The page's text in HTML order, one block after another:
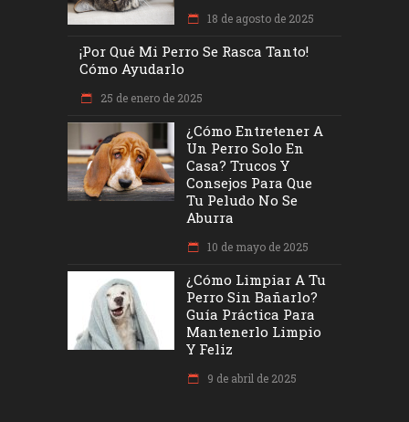
18 de agosto de 2025
¡Por Qué Mi Perro Se Rasca Tanto!
Cómo Ayudarlo
25 de enero de 2025
¿Cómo Entretener A
Un Perro Solo En
Casa? Trucos Y
Consejos Para Que
Tu Peludo No Se
Aburra
10 de mayo de 2025
¿Cómo Limpiar A Tu
Perro Sin Bañarlo?
Guía Práctica Para
Mantenerlo Limpio
Y Feliz
9 de abril de 2025